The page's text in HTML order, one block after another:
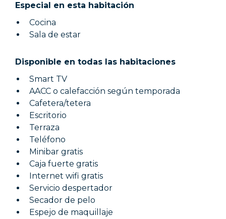
Especial en esta habitación
Cocina
Sala de estar
Disponible en todas las habitaciones
Smart TV
AACC o calefacción según temporada
Cafetera/tetera
Escritorio
Terraza
Teléfono
Minibar gratis
Caja fuerte gratis
Internet wifi gratis
Servicio despertador
Secador de pelo
Espejo de maquillaje